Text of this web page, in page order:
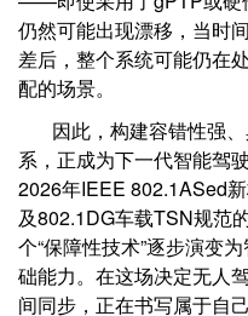
仍然可能出现漂移，当时
差后，整个系统可能仍在
配的场景。
因此，构建容错性强
系，正成为下一代智能驾
2026年IEEE 802.1ASed
及802.1DG车载TSN规范
个“保障性技术”逐步演变
础能力。在这场决定无人
间同步，正在书写属于自